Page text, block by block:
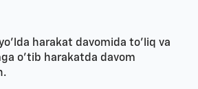
harakat davomida to’liq va
o’tib harakatda davom